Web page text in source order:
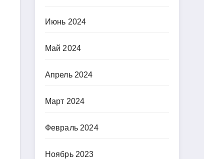
Июнь 2024
Май 2024
Апрель 2024
Март 2024
Февраль 2024
Ноябрь 2023